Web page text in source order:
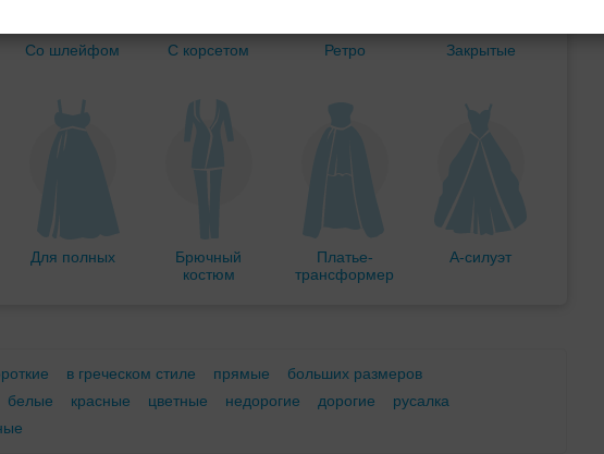
Со шлейфом С корсетом Ретро Закрытые
Для полных
Брючный
костюм
Платье-
трансформер
А-силуэт
в греческом стиле прямые
больших размеров
белые красные цветные недорогие дорогие
русалка